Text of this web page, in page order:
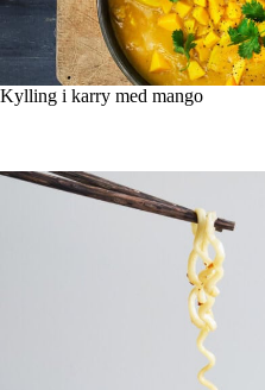
Kylling i karry med mango